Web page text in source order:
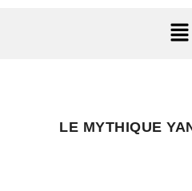
LE MYTHIQUE